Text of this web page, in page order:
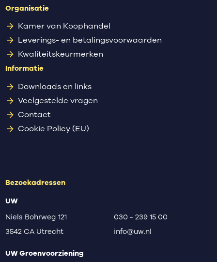
Organisatie
Kamer van Koophandel
Leverings- en betalingsvoorwaarden
Kwaliteitskeurmerken
Informatie
Downloads en links
Veelgestelde vragen
Contact
Cookie Policy (EU)
Bezoekadressen
UW
Niels Bohrweg 121
3542 CA Utrecht
030 - 239 15 00
info@uw.nl
UW Groenvoorziening